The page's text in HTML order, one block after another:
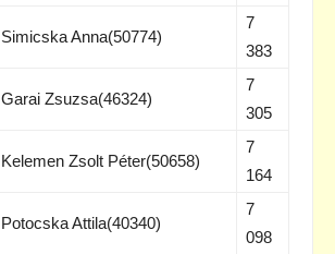
Simicska Anna(50774)
7
383
Garai Zsuzsa(46324)
7
305
Kelemen Zsolt Péter(50658)
7
164
Potocska Attila(40340)
7
098